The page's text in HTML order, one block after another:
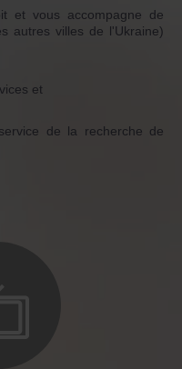
et vous accompagne de
autres villes de l'Ukraine)
et
de la recherche de